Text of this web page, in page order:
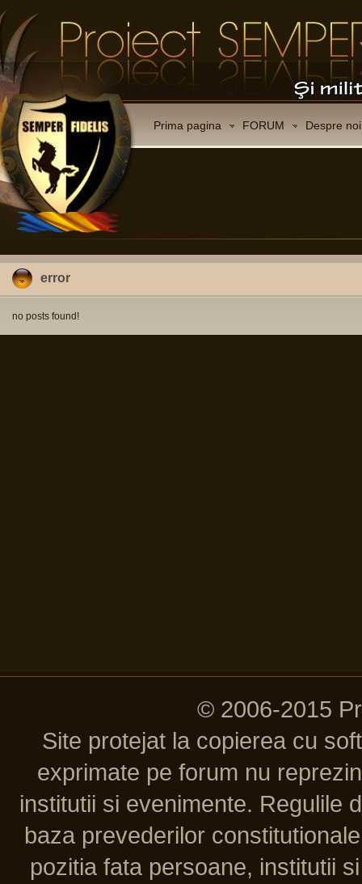
Prima pagina FORUM Despre noi
error
no posts found!
© 2006-2015
Site protejat la copierea cu
exprimate pe forum nu
institutii si evenimente. Regulile
baza prevederilor
pozitia fata persoane, institutii